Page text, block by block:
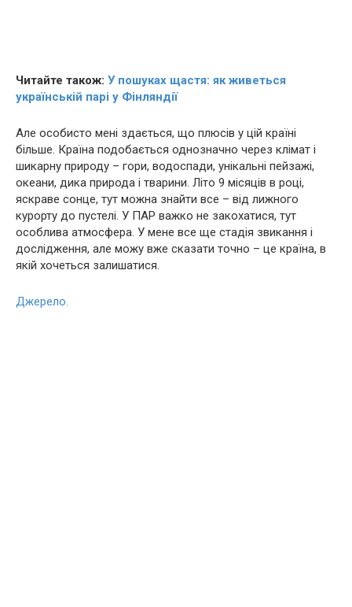
Читайте також: У пошуках щастя: як живеться
українській парі у Фінляндії
Але особисто мені здається, що плюсів у цій країні
більше. Країна подобається однозначно через клімат і
шикарну природу – гори, водоспади, унікальні пейзажі,
океани, дика природа і тварини. Літо 9 місяців в році,
яскраве сонце, тут можна знайти все – від лижного
курорту до пустелі. У ПАР важко не закохатися, тут
особлива атмосфера. У мене все ще стадія звикання і
дослідження, але можу вже сказати точно – це країна, в
якій хочеться залишатися.
Джерело.